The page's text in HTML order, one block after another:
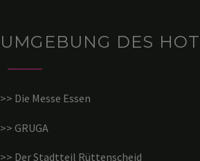
UMGEBUNG DES
>> Die Messe Essen
>> GRUGA
>> Der Stadtteil Rüttenscheid